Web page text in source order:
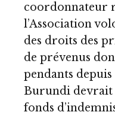
coordonnateur
l’Association
des droits des
de prévenus
pendants
Burundi
fonds